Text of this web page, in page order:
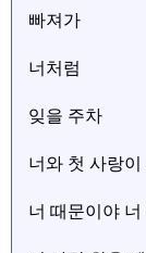
빠져가
너처럼
잊을 주차
너와 첫 사랑이
너 때문이야